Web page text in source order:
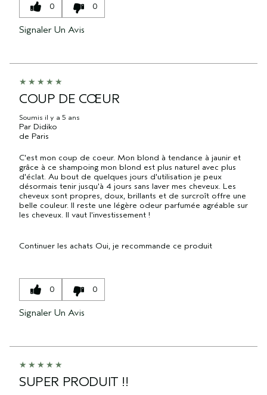
0 0
Signaler Un Avis
COUP DE CŒUR
Soumis il y a 5 ans
Par Didiko
de Paris
C'est mon coup de coeur. Mon blond à tendance à jaunir et
grâce à ce shampoing mon blond est plus naturel avec plus
d'éclat. Au bout de quelques jours d'utilisation je peux
désormais tenir jusqu'à 4 jours sans laver mes cheveux. Les
cheveux sont propres, doux, brillants et de surcroît offre une
belle couleur. Il reste une légère odeur parfumée agréable sur
les cheveux. Il vaut l'investissement !
Continuer les achats Oui, je recommande ce produit
0 0
Signaler Un Avis
SUPER PRODUIT !!